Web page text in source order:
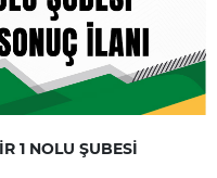
1 NOLU ŞUBESİ